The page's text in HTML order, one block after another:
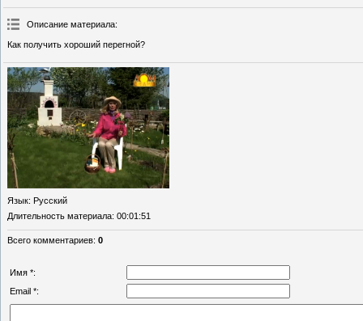
Описание материала:
Как получить хороший перегной?
Язык: Русский
Длительность материала: 00:01:51
Всего комментариев: 0
Имя *:
Email *: